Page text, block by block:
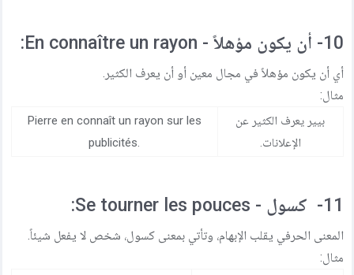
10- أن يكون مؤهلاً - En connaître un rayon:
أي أن يكون مؤهلاً في مجال معين أو أن يعرف الكثير.
مثال:
بيير يعرف الكثير عن
الإعلانات.
Pierre en connaît un rayon sur les
publicités.
11- كسول - Se tourner les pouces:
المعنى الحرفي يقلب الإبهام، وتأتي بمعنى كسول، شخص لا يفعل شيئاً.
مثال: